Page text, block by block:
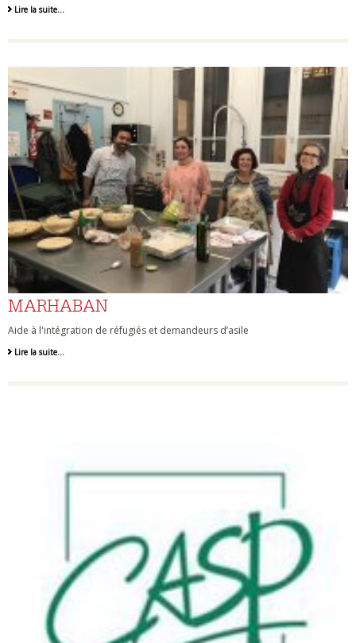
Lire la suite…
MARHABAN
Aide à l'intégration de réfugiés et demandeurs d’asile
Lire la suite…